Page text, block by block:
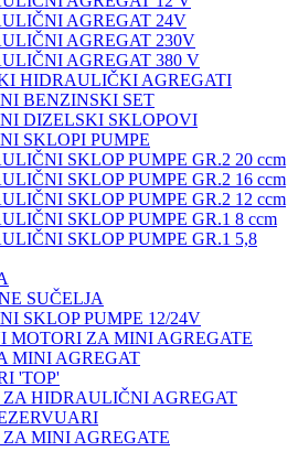
AGREGAT 24V
AGREGAT 230V
AGREGAT 380 V
HIDRAULIČKI AGREGATI
BENZINSKI SET
DIZELSKI SKLOPOVI
SKLOPI PUMPE
SKLOP PUMPE GR.2 20 ccm
SKLOP PUMPE GR.2 16 ccm
SKLOP PUMPE GR.2 12 ccm
SKLOP PUMPE GR.1 8 ccm
SKLOP PUMPE GR.1 5,8
SUČELJA
SKLOP PUMPE 12/24V
MOTORI ZA MINI AGREGATE
MINI AGREGAT
'TOP'
ZA HIDRAULIČNI AGREGAT
MINI AGREGATE